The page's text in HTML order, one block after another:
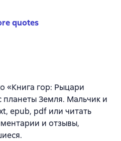
quotes
«Книга гор: Рыцари
планеты Земля. Мальчик и
epub, pdf или читать
и отзывы,